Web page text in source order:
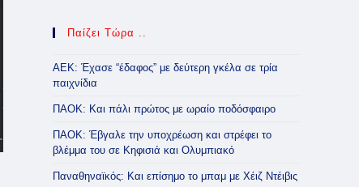
Παίζει Τώρα ..
ΑΕΚ: Έχασε “έδαφος” με δεύτερη γκέλα σε τρία
παιχνίδια
ΠΑΟΚ: Και πάλι πρώτος με ωραίο ποδόσφαιρο
ΠΑΟΚ: Έβγαλε την υποχρέωση και στρέφει το
βλέμμα του σε Κηφισιά και Ολυμπιακό
Παναθηναϊκός: Και επίσημο το μπαμ με Χέιζ Ντέιβις